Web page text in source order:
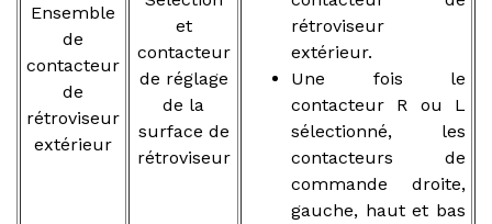
Ensemble
de
contacteur
de
rétroviseur
extérieur
et
contacteur
de réglage
de la
surface de
rétroviseur
rétroviseur
extérieur.
Une fois le
contacteur R ou L
sélectionné, les
contacteurs de
commande droite,
gauche, haut et bas